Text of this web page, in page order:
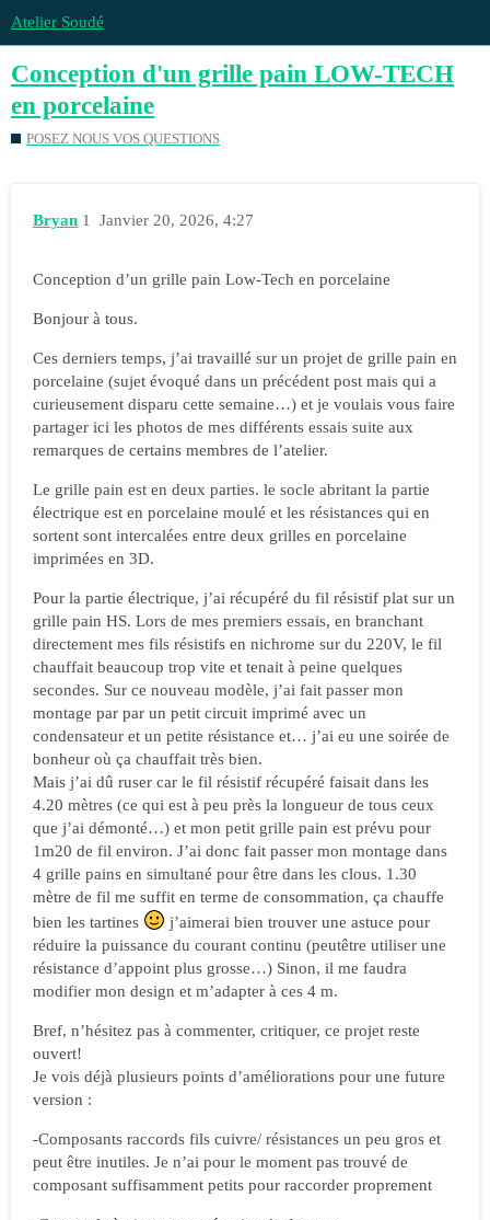
Atelier Soudé
Conception d'un grille pain LOW-TECH
en porcelaine
POSEZ NOUS VOS QUESTIONS
Bryan Janvier 20, 2026, 4:27
1
Conception d’un grille pain Low-Tech en porcelaine
Bonjour à tous.
Ces derniers temps, j’ai travaillé sur un projet de grille pain en
porcelaine (sujet évoqué dans un précédent post mais qui a
curieusement disparu cette semaine…) et je voulais vous faire
partager ici les photos de mes différents essais suite aux
remarques de certains membres de l’atelier.
Le grille pain est en deux parties. le socle abritant la partie
électrique est en porcelaine moulé et les résistances qui en
sortent sont intercalées entre deux grilles en porcelaine
imprimées en 3D.
Pour la partie électrique, j’ai récupéré du fil résistif plat sur un
grille pain HS. Lors de mes premiers essais, en branchant
directement mes fils résistifs en nichrome sur du 220V, le fil
chauffait beaucoup trop vite et tenait à peine quelques
secondes. Sur ce nouveau modèle, j’ai fait passer mon
montage par par un petit circuit imprimé avec un
condensateur et un petite résistance et… j’ai eu une soirée de
bonheur où ça chauffait très bien.
Mais j’ai dû ruser car le fil résistif récupéré faisait dans les
4.20 mètres (ce qui est à peu près la longueur de tous ceux
que j’ai démonté…) et mon petit grille pain est prévu pour
1m20 de fil environ. J’ai donc fait passer mon montage dans
4 grille pains en simultané pour être dans les clous. 1.30
mètre de fil me suffit en terme de consommation, ça chauffe
bien les tartines
j’aimerai bien trouver une astuce pour
réduire la puissance du courant continu (peutêtre utiliser une
résistance d’appoint plus grosse…) Sinon, il me faudra
modifier mon design et m’adapter à ces 4 m.
Bref, n’hésitez pas à commenter, critiquer, ce projet reste
ouvert!
Je vois déjà plusieurs points d’améliorations pour une future
version :
-Composants raccords fils cuivre/ résistances un peu gros et
peut être inutiles. Je n’ai pour le moment pas trouvé de
composant suffisamment petits pour raccorder proprement